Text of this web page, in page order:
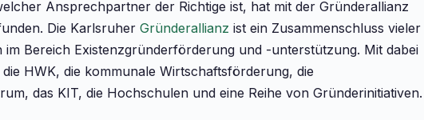
Ansprechpartner der Richtige ist, hat mit der Gründerallianz
Die Karlsruher Gründerallianz ist ein Zusammenschluss vieler
im Bereich Existenzgründerförderung und -unterstützung. Mit dabei
HWK, die kommunale Wirtschaftsförderung, die
das KIT, die Hochschulen und eine Reihe von Gründerinitiativen.